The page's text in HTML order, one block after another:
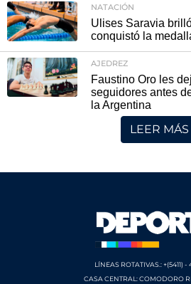
NATACIÓN
Ulises Saravia
conquistó la
AJEDREZ
Faustino Oro les
seguidores antes
la Argentina
LEER MÁS
LÍNEAS ROTATIVAS.: +(5411)
CASA CENTRAL: COMODORO